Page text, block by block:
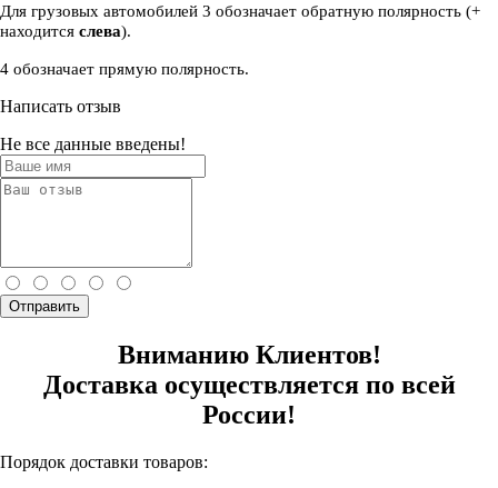
Для грузовых автомобилей 3 обозначает обратную полярность (+
находится слева).
4 обозначает прямую полярность.
Написать отзыв
Не все данные введены!
Отправить
Вниманию Клиентов!
Доставка осуществляется по всей
России!
Порядок доставки товаров: